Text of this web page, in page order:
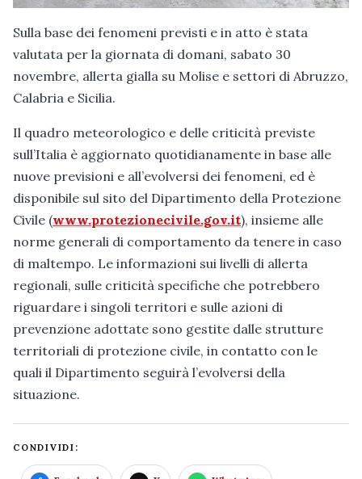
Sulla base dei fenomeni previsti e in atto è stata
valutata per la giornata di domani, sabato 30
novembre, allerta gialla su Molise e settori di Abruzzo,
Calabria e Sicilia.
Il quadro meteorologico e delle criticità previste
sull’Italia è aggiornato quotidianamente in base alle
nuove previsioni e all’evolversi dei fenomeni, ed è
disponibile sul sito del Dipartimento della Protezione
Civile (www.protezionecivile.gov.it), insieme alle
norme generali di comportamento da tenere in caso
di maltempo. Le informazioni sui livelli di allerta
regionali, sulle criticità specifiche che potrebbero
riguardare i singoli territori e sulle azioni di
prevenzione adottate sono gestite dalle strutture
territoriali di protezione civile, in contatto con le
quali il Dipartimento seguirà l’evolversi della
situazione.
CONDIVIDI: